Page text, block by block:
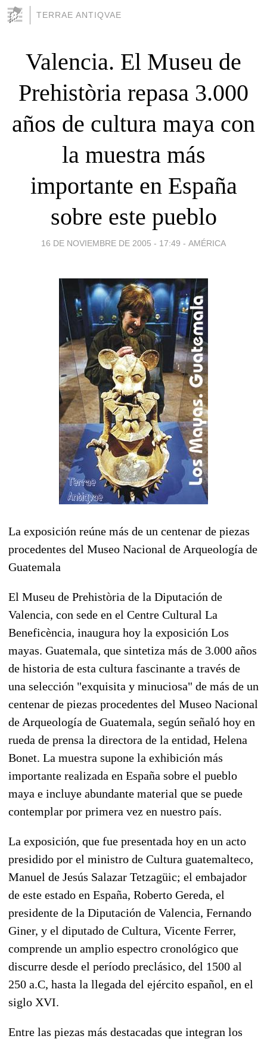
TERRAE ANTIQVAE
Valencia. El Museu de
Prehistòria repasa 3.000
años de cultura maya con
la muestra más
importante en España
sobre este pueblo
16 DE NOVIEMBRE DE 2005 - 17:49 - AMÉRICA
La exposición reúne más de un centenar de piezas
procedentes del Museo Nacional de Arqueología de
Guatemala
El Museu de Prehistòria de la Diputación de
Valencia, con sede en el Centre Cultural La
Beneficència, inaugura hoy la exposición Los
mayas. Guatemala, que sintetiza más de 3.000 años
de historia de esta cultura fascinante a través de
una selección "exquisita y minuciosa" de más de un
centenar de piezas procedentes del Museo Nacional
de Arqueología de Guatemala, según señaló hoy en
rueda de prensa la directora de la entidad, Helena
Bonet. La muestra supone la exhibición más
importante realizada en España sobre el pueblo
maya e incluye abundante material que se puede
contemplar por primera vez en nuestro país.
La exposición, que fue presentada hoy en un acto
presidido por el ministro de Cultura guatemalteco,
Manuel de Jesús Salazar Tetzagüic; el embajador
de este estado en España, Roberto Gereda, el
presidente de la Diputación de Valencia, Fernando
Giner, y el diputado de Cultura, Vicente Ferrer,
comprende un amplio espectro cronológico que
discurre desde el período preclásico, del 1500 al
250 a.C, hasta la llegada del ejército español, en el
siglo XVI.
Entre las piezas más destacadas que integran los